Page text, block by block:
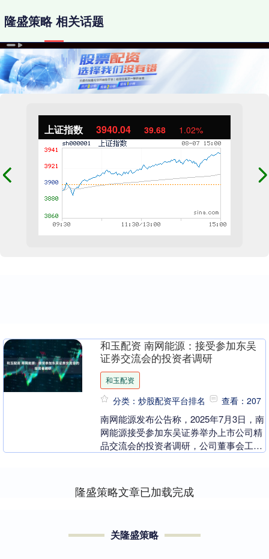
上证指数 3940.04 39.68 1.02%
隆盛策略 相关话题
和玉配资 南网能源：接受参加东吴
证券交流会的投资者调研
和玉配资
分类：炒股配资平台排名 查看：207
南网能源发布公告称，2025年7月3日，南
网能源接受参加东吴证券举办上市公司精
品交流会的投资者调研，公司董事会工作
隆盛策略文章已加载完成
关隆盛策略